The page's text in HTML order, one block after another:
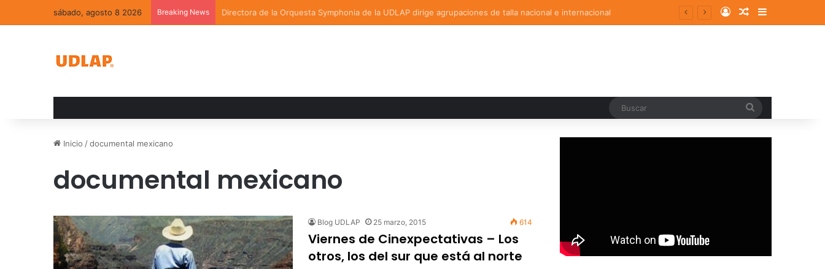
sábado, agosto 8 2026 Breaking News La convivencia familiar marca el cierre del Curso de Verano de Escuelas Aztecas Log InRandom Article
Sidebar
Inicio /documental mexicano
documental mexicano
Blog UDLAP 25 marzo, 2015 614
Viernes de Cinexpectativas – Los
otros, los del sur que está al norte